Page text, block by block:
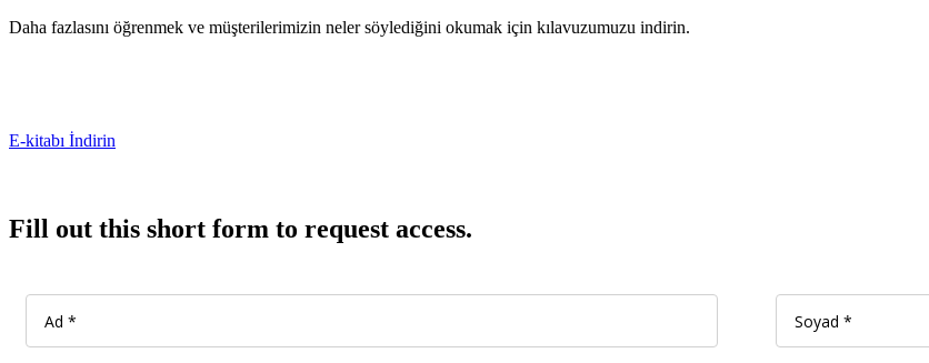
Daha fazlasını öğrenmek ve müşterilerimizin neler söylediğini okumak için kılavuzumuzu indirin.
E-kitabı İndirin
Fill out this short form to request access.